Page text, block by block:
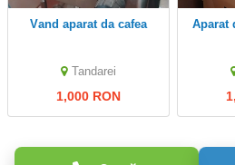
vand aparat da cafea
Tandarei
1,000 RON